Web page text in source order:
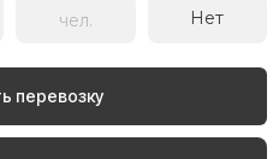
Нет
перевозку